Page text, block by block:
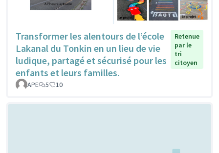
Transformer les alentours de l’école
Lakanal du Tonkin en un lieu de vie
ludique, partagé et sécurisé pour les
enfants et leurs familles.
Retenue
par le
tri
citoyen
APE 5 10